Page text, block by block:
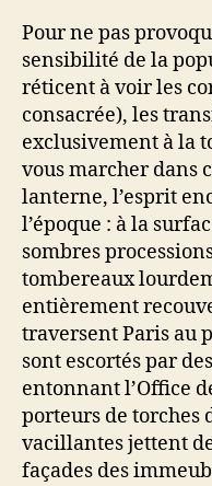
Pour ne pas
sensibilité de la
réticent à voir les
consacrée), les
exclusivement à la
vous marcher dans
lanterne, l’esprit
l’époque : à la
sombres
tombereaux
entièrement
traversent Paris au
sont escortés par
entonnant l’Office
porteurs de torches
vacillantes jettent
façades des